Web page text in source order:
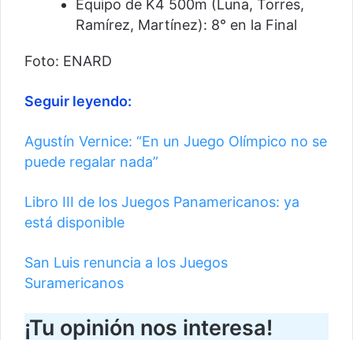
Equipo de K4 500m (Luna, Torres,
Ramírez, Martínez): 8° en la Final
Foto: ENARD
Seguir leyendo:
Agustín Vernice: “En un Juego Olímpico no se
puede regalar nada”
Libro III de los Juegos Panamericanos: ya
está disponible
San Luis renuncia a los Juegos
Suramericanos
¡Tu opinión nos interesa!